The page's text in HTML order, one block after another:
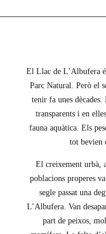
El Llac de L’Albufera
Parc Natural. Però el
tenir fa unes dècades.
transparents i en
fauna aquàtica. Els
tot bevien
El creixement urbà,
poblacions properes
segle passat una
L’Albufera. Van
part de peixos,